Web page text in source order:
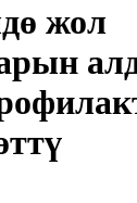
жол